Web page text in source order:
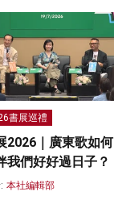
書展巡禮
2026｜廣東歌如何
我們好好過日子？
本社編輯部